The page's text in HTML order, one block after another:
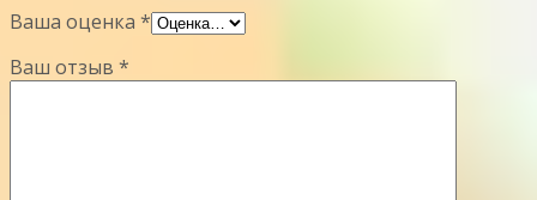
Ваша оценка *
Ваш отзыв *